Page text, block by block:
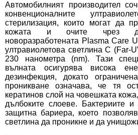
Автомобилният производител
конвенционалните
стерилизация, които могат да
кожата и очите чрез
новоразработената Plasma Care
ултравиолетова светлина C (Far-
230 нанометра (nm). Тази
вълната осигурява висока
дезинфекция, докато
проникване означава, че тя
кератинов слой на човешката
дълбоките слоеве. Бактериите и
защитна бариера, което
светлина да проникне и да